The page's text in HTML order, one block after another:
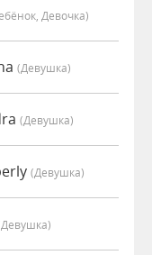
Девочка)
(девушка)
(девушка)
(девушка)